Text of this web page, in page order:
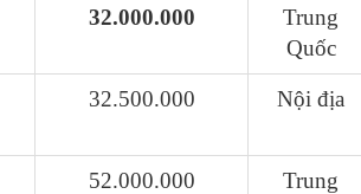
32.000.000
Trung
Quốc
32.500.000 Nội địa
52.000.000
Trung